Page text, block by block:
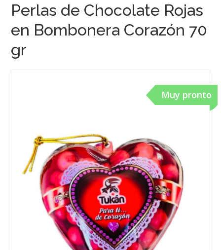
Muy pronto
Perlas de Chocolate Rojas
en Bombonera Corazón 70
gr